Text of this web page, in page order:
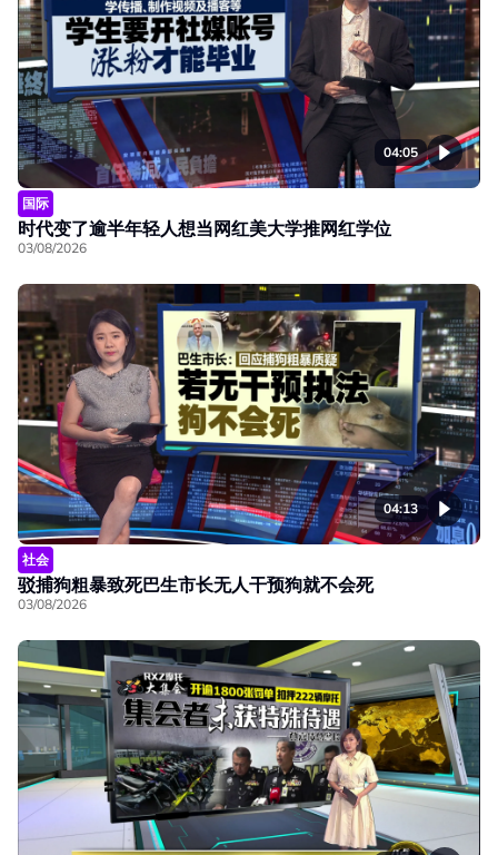
04:05
国际
时代变了逾半年轻人想当网红美大学推网红学位
03/08/2026
04:13
社会
驳捕狗粗暴致死巴生市长无人干预狗就不会死
03/08/2026